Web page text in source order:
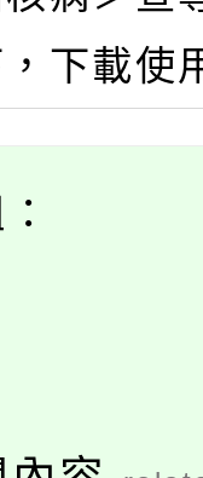
下載使